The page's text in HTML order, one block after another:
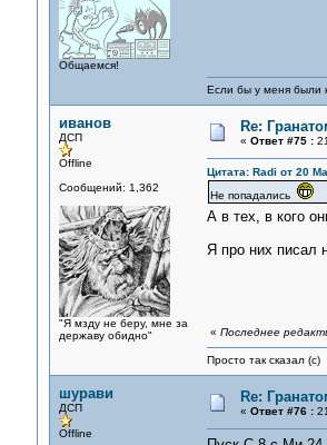
Общаемся!
Если бы у меня были
иванов
ДСП
Offline
Сообщений: 1,362
"Я мзду не беру, мне за
державу обидно"
Re:
« Ответ #75 :
Цитата: Radi от 20
Не попадались
А в тех, в кого
Я про них писал
« Последнее
Просто так сказал (с)
шурави
ДСП
Offline
Re:
« Ответ #76 :